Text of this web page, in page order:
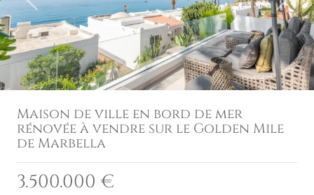
Maison de ville en bord de mer
rénovée à vendre sur le Golden Mile
de Marbella
3.500.000 €